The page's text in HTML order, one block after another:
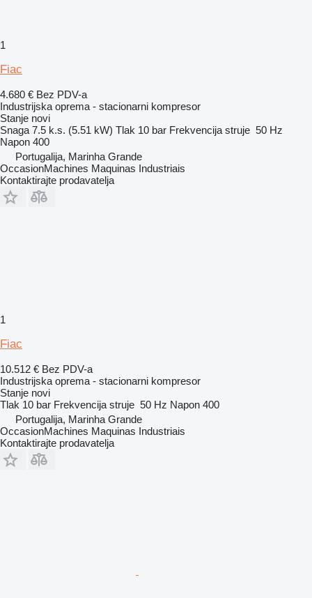
1
Fiac
4.680 € Bez PDV-a
Industrijska oprema - stacionarni kompresor
Stanje novi
Snaga 7.5 k.s. (5.51 kW) Tlak 10 bar Frekvencija struje 50 Hz
Napon 400
Portugalija, Marinha Grande
OccasionMachines Maquinas Industriais
Kontaktirajte prodavatelja
1
Fiac
10.512 € Bez PDV-a
Industrijska oprema - stacionarni kompresor
Stanje novi
Tlak 10 bar Frekvencija struje 50 Hz Napon 400
Portugalija, Marinha Grande
OccasionMachines Maquinas Industriais
Kontaktirajte prodavatelja